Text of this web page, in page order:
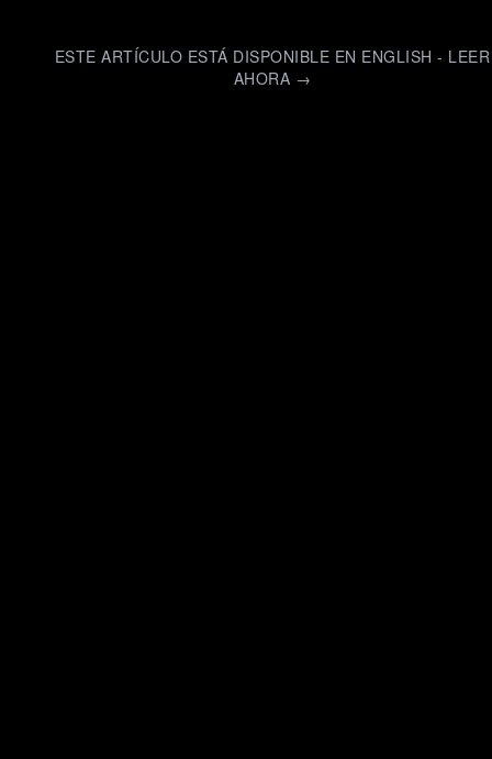
ESTE ARTÍCULO ESTÁ DISPONIBLE EN ENGLISH - LEER
AHORA →